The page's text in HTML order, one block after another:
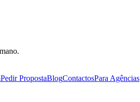
Pedir PropostaBlogContactosPara Agências